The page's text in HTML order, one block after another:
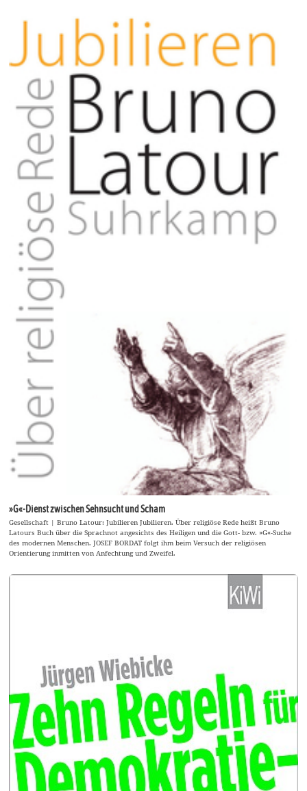
»G«-Dienst zwischen Sehnsucht und Scham
Gesellschaft | Bruno Latour: Jubilieren Jubilieren. Über religiöse Rede heißt Bruno
Latours Buch über die Sprachnot angesichts des Heiligen und die Gott- bzw. »G«-Suche
des modernen Menschen. JOSEF BORDAT folgt ihm beim Versuch der religiösen
Orientierung inmitten von Anfechtung und Zweifel.